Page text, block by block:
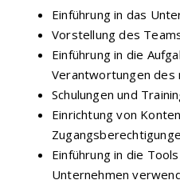
Einführung in das
Vorstellung des
Einführung in die
Verantwortungen des
Schulungen und
Einrichtung von
Einführung in die
Unternehmen